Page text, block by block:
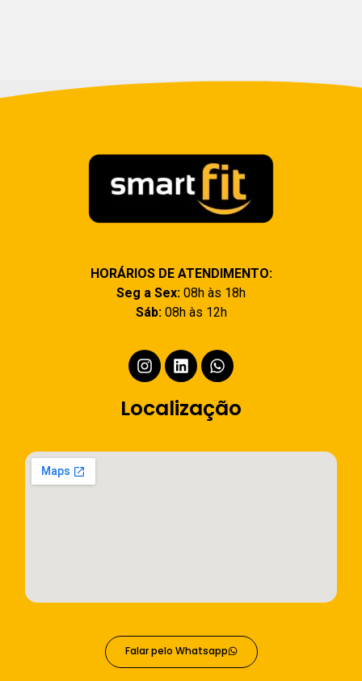
HORÁRIOS DE ATENDIMENTO:
Seg a Sex: 08h às 18h
Sáb:08h às 12h
Localização
Falar pelo Whatsapp